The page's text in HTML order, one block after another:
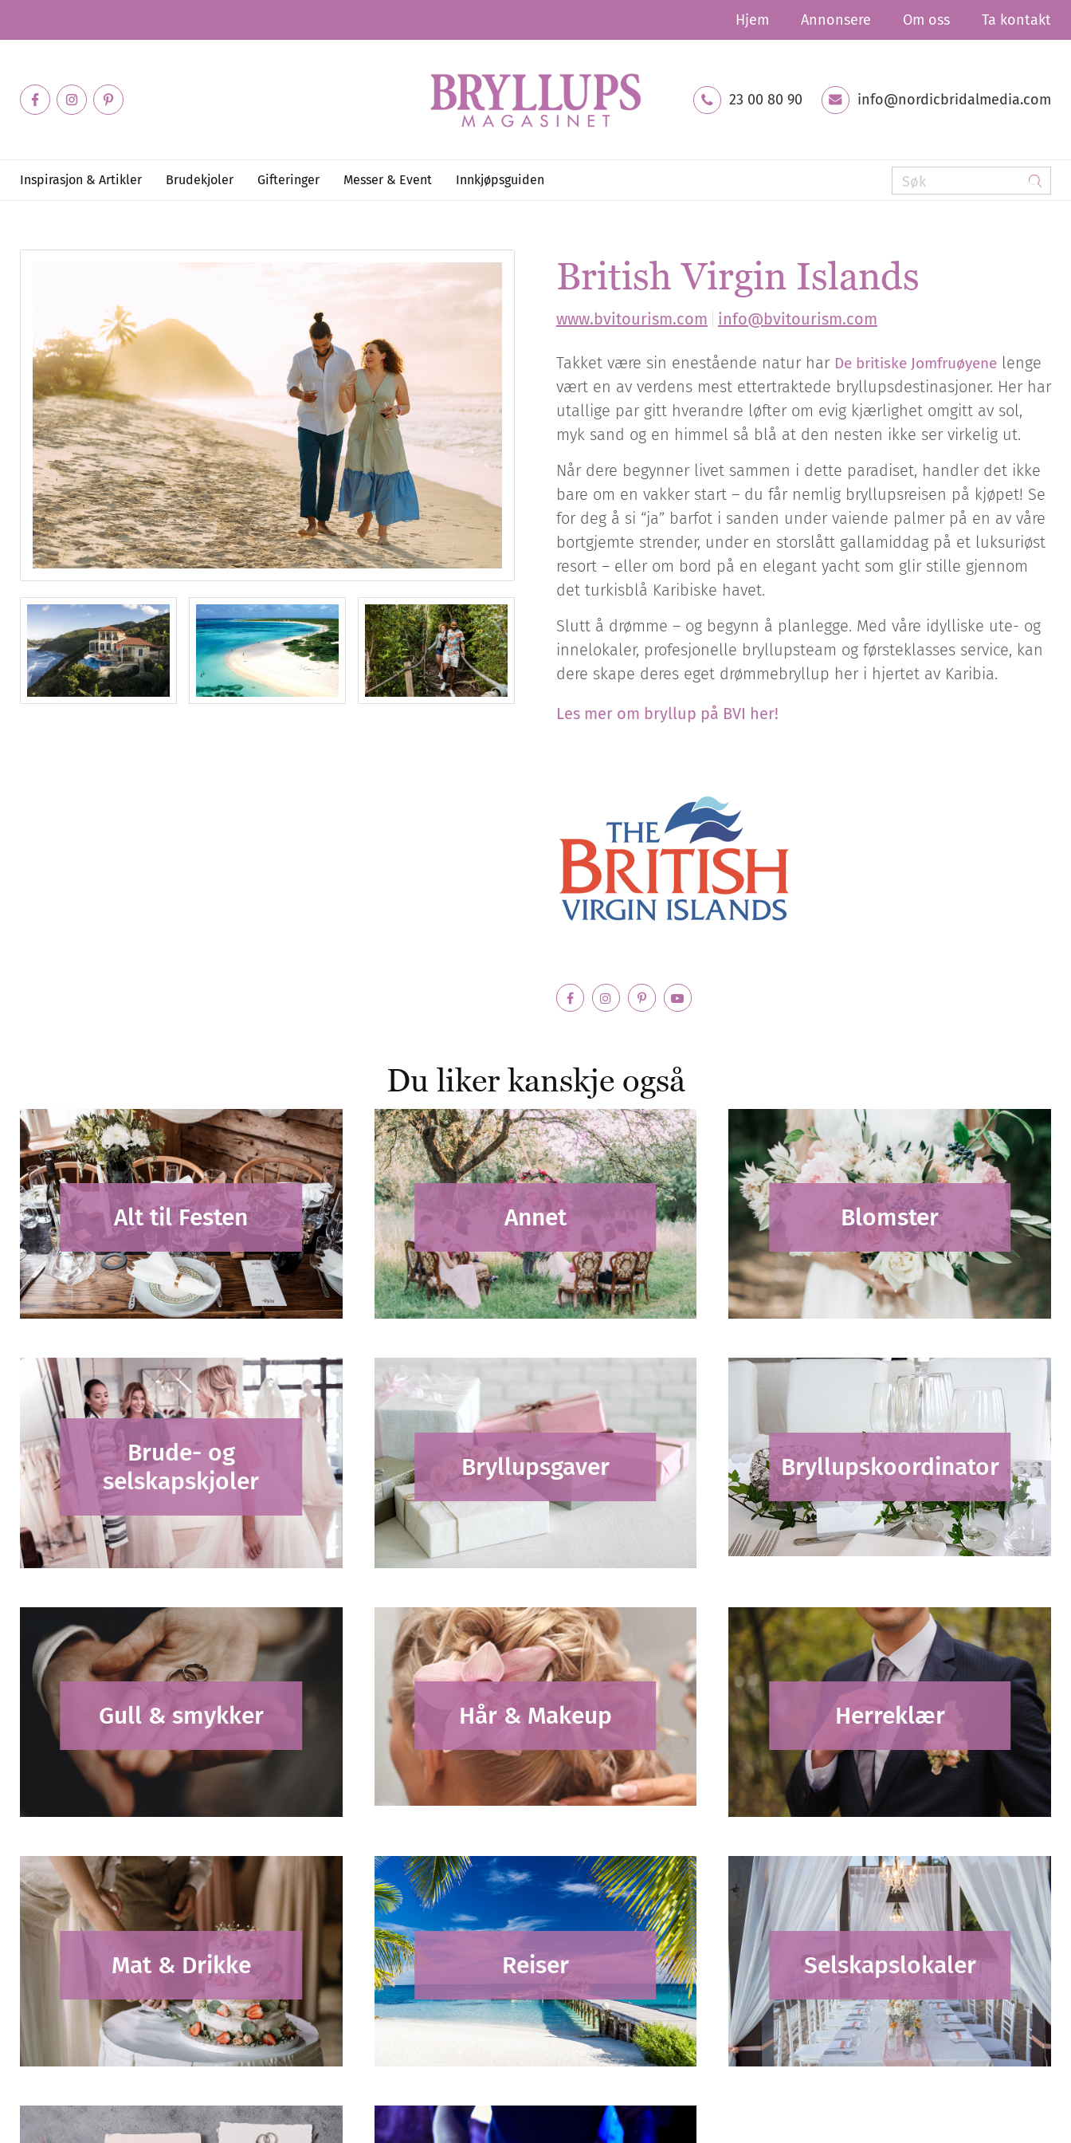
Hjem Annonsere Om oss Ta kontakt
23 00 80 90 info@nordicbridalmedia.com
Inspirasjon & Artikler Brudekjoler Gifteringer Messer & Event Innkjøpsguiden
British Virgin Islands
www.bvitourism.com info@bvitourism.com
Takket være sin enestående natur har De britiske Jomfruøyenelenge
vært en av verdens mest ettertraktede bryllupsdestinasjoner. Her har
utallige par gitt hverandre løfter om evig kjærlighet omgitt av sol,
myk sand og en himmel så blå at den nesten ikke ser virkelig ut.
Når dere begynner livet sammen i dette paradiset, handler det ikke
bare om en vakker start – du får nemlig bryllupsreisen på kjøpet! Se
for deg å si “ja” barfot i sanden under vaiende palmer på en av våre
bortgjemte strender, under en storslått gallamiddag på et luksuriøst
resort – eller om bord på en elegant yacht som glir stille gjennom
det turkisblå Karibiske havet.
Slutt å drømme – og begynn å planlegge. Med våre idylliske ute- og
innelokaler, profesjonelle bryllupsteam og førsteklasses service, kan
dere skape deres eget drømmebryllup her i hjertet av Karibia.
Les mer om bryllup på BVI her!
Du liker kanskje også
Alt til Festen Annet Blomster
Brude- og
selskapskjoler
Bryllupsgaver Bryllupskoordinator
Gull & smykker Hår & Makeup Herreklær
Mat & Drikke Reiser Selskapslokaler